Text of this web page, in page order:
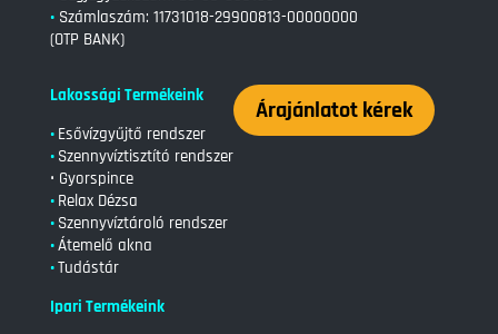
• Számlaszám: 11731018-29900813-00000000
(OTP BANK)
Lakossági Termékeink
• Esővízgyűjtő rendszer
• Szennyvíztisztító rendszer
• Gyorspince
• Relax Dézsa
• Szennyvíztároló rendszer
•Átemelő akna
•Tudástár
Ipari Termékeink
Árajánlatot kérek